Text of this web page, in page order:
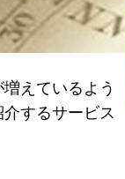
えているよう
するサービス